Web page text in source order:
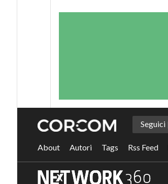
Seguici
About Autori Tags Rss Feed